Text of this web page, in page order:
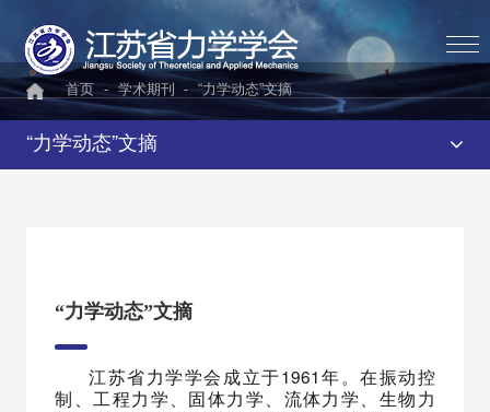
首页 - 学术期刊 - “力学动态”文摘
“力学动态”文摘
“力学动态”文摘
江苏省力学学会成立于1961年。在振动控
制、工程力学、固体力学、流体力学、生物力